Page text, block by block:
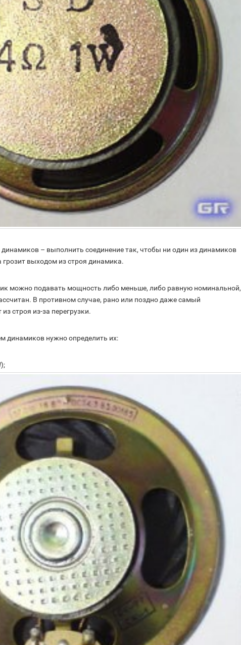
– выполнить соединение так, чтобы ни один из динамиков
грозит выходом из строя динамика.
можно подавать мощность либо меньше, либо равную номинальной,
В противном случае, рано или поздно даже самый
строя из-за перегрузки.
динамиков нужно определить их: